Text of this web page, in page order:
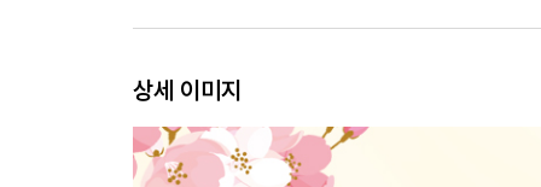
2장. 모든 문제는 생각보다 단순하다
상세 이미지